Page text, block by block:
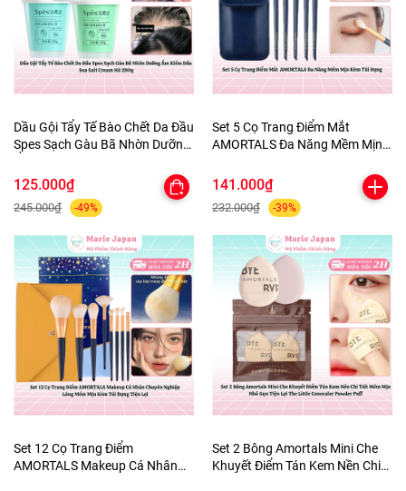
Dầu Gội Tẩy Tế Bào Chết Da Đầu
Spes Sạch Gàu Bã Nhờn Dưỡng
Hũ 280g
125.000₫
245.000₫ -49%
Set 5 Cọ Trang Điểm Mắt
AMORTALS Đa Năng Mềm Mịn
141.000₫
232.000₫ -39%
Set 12 Cọ Trang Điểm
AMORTALS Makeup Cá Nhân
Set 2 Bông Amortals Mini Che
Khuyết Điểm Tán Kem Nền Chi